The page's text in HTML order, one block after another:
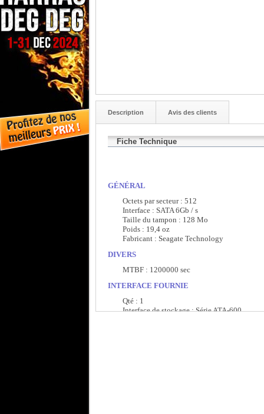
Description Avis des clients
Fiche Technique
GÉNÉRAL
Octets par secteur : 512
Interface : SATA 6Gb / s
Taille du tampon : 128 Mo
Poids : 19,4 oz
Fabricant : Seagate Technology
DIVERS
MTBF : 1200000 sec
INTERFACE FOURNIE
Qté : 1
Interface de stockage : Série ATA-600